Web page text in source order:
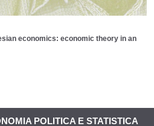
economics: economic theory in an
POLITICA E STATISTICA